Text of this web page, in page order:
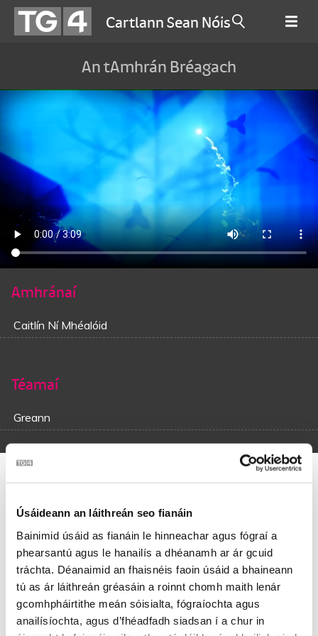
Úsáideann an láithreán seo fianáin
Bainimid úsáid as fianáin le hinneachar agus fógraí a
phearsantú agus le hanailís a dhéanamh ar ár gcuid
tráchta. Déanaimid an fhaisnéis faoin úsáid a bhaineann
tú as ár láithreán gréasáin a roinnt chomh maith lenár
gcomhpháirtithe meán sóisialta, fógraíochta agus
anailísíochta, agus d’fhéadfadh siadsan í a chur in
Cartlann Sean Nóis
An tAmhrán Bréagach
Amhránaí
Caitlín Ní Mhéalóid
Téamaí
Greann
An tAmhrán Bréagach
Chláir,
‘S céard déarfá le Garumna a casadh ‘na fhear fianaise
ann,
Tá Sceirde is Dún Godail sna sodair ag tíocht le cóir,
Is mura stopadh an Bhreachlainn iad réabfaidh siad Árainn
Mhór.